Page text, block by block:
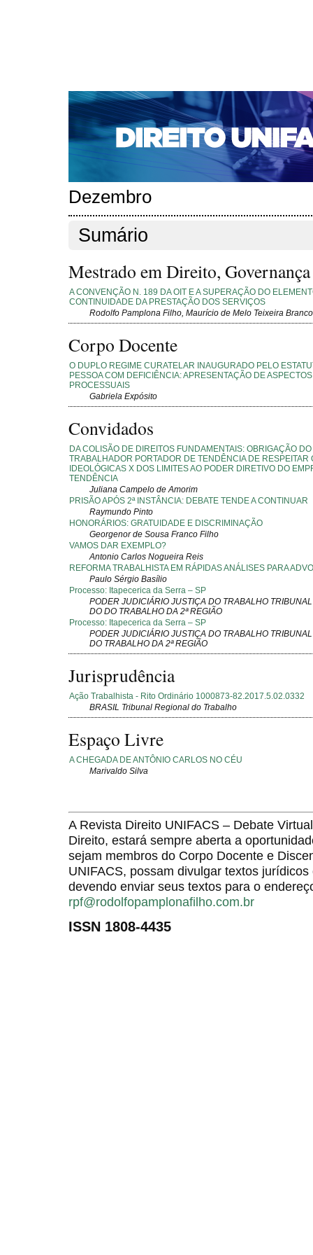
CAPA SOBRE ACESSO CADASTRO
NOTÍCIAS
EDIÇÕES DE Nº 1 A 100 WEBMAIL
Capa>Edições anteriores>n. 234 (2019)
n. 234 (2019)
Dezembro
Sumário
Mestrado em Direito,
A CONVENÇÃO N. 189 DA OIT E A SUPERAÇÃO DO
CONTINUIDADE DA PRESTAÇÃO DOS SERVIÇOS
Rodolfo Pamplona Filho, Maurício de Melo Teixeira Branco
Corpo Docente
O DUPLO REGIME CURATELAR INAUGURADO PELO
PESSOA COM DEFICIÊNCIA: APRESENTAÇÃO DE
PROCESSUAIS
Gabriela Expósito
Convidados
DA COLISÃO DE DIREITOS FUNDAMENTAIS: OBRIGAÇÃO DO
TRABALHADOR PORTADOR DE TENDÊNCIA DE RESPEITAR
IDEOLÓGICAS X DOS LIMITES AO PODER DIRETIVO DO
TENDÊNCIA
Juliana Campelo de Amorim
PRISÃO APÓS 2ª INSTÂNCIA: DEBATE TENDE A CONTINUAR
Raymundo Pinto
HONORÁRIOS: GRATUIDADE E DISCRIMINAÇÃO
Georgenor de Sousa Franco Filho
VAMOS DAR EXEMPLO?
Antonio Carlos Nogueira Reis
REFORMA TRABALHISTA EM RÁPIDAS ANÁLISES PARA
Paulo Sérgio Basílio
Processo: Itapecerica da Serra – SP
PODER JUDICIÁRIO JUSTIÇA DO TRABALHO
DO DO TRABALHO DA 2ª REGIÃO
Processo: Itapecerica da Serra – SP
PODER JUDICIÁRIO JUSTIÇA DO TRABALHO
DO TRABALHO DA 2ª REGIÃO
Jurisprudência
Ação Trabalhista - Rito Ordinário 1000873-82.2017.5.02.0332
BRASIL Tribunal Regional do Trabalho
Espaço Livre
A CHEGADA DE ANTÔNIO CARLOS NO CÉU
Marivaldo Silva
A Revista Direito UNIFACS – Debate
Direito, estará sempre aberta a
sejam membros do Corpo Docente e
UNIFACS, possam divulgar textos
devendo enviar seus textos para o
rpf@rodolfopamplonafilho.com.br
ISSN 1808-4435